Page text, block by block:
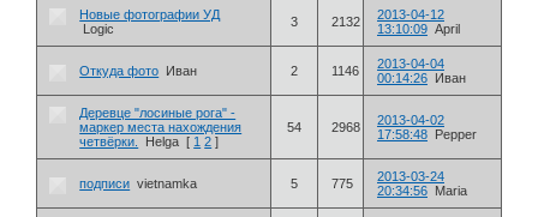
Новые фотографии УД
Logic
3 2132
2013-04-12
13:10:09 April
Откуда фото Иван 2 1146
2013-04-04
00:14:26
Иван
Деревце "лосиные рога" -
маркер места нахождения
четвёрки.
Helga [ 1 2 ]
54 2968
2013-04-02
17:58:48
Pepper
подписи vietnamka 5 775
2013-03-24
20:34:56 Maria